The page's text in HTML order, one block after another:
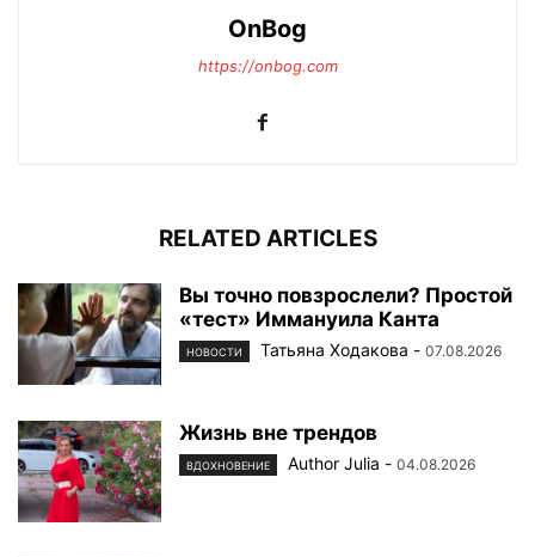
OnBog
https://onbog.com
RELATED ARTICLES
Вы точно повзрослели? Простой
«тест» Иммануила Канта
НОВОСТИ Татьяна Ходакова - 07.08.2026
Жизнь вне трендов
ВДОХНОВЕНИЕ Author Julia - 04.08.2026